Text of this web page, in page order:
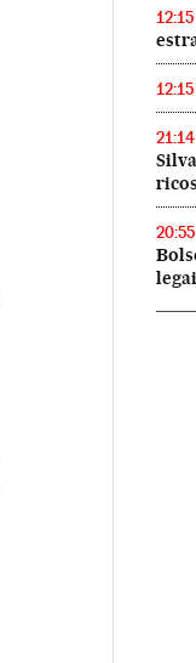
12:15
12:15
21:14
20:55